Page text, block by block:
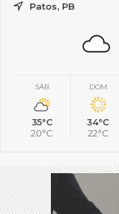
Patos, PB
SÁB
35°C
20°C
DOM
34°C
22°C